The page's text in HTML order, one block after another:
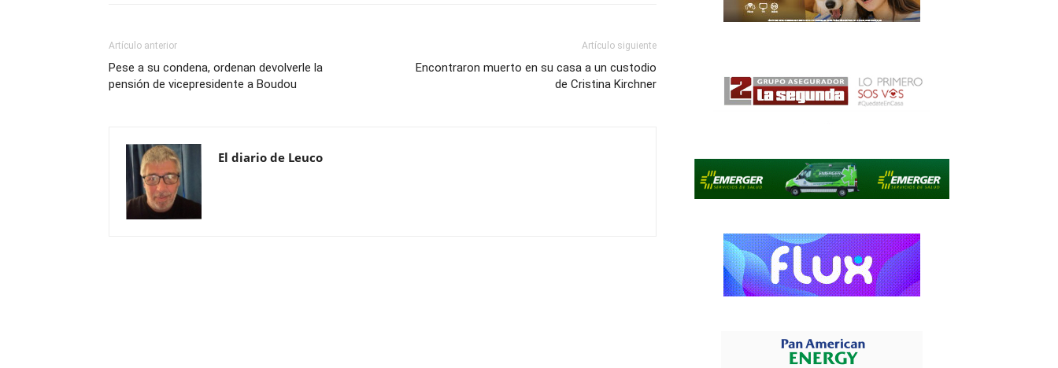
Artículo anterior
Pese a su condena, ordenan devolverle la
pensión de vicepresidente a Boudou
Artículo siguiente
Encontraron muerto en su casa a un custodio
de Cristina Kirchner
El diario de Leuco